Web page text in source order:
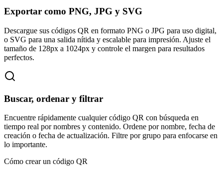
Exportar como PNG, JPG y SVG
Descargue sus códigos QR en formato PNG o JPG para uso digital,
o SVG para una salida nítida y escalable para impresión. Ajuste el
tamaño de 128px a 1024px y controle el margen para resultados
perfectos.
Buscar, ordenar y filtrar
Encuentre rápidamente cualquier código QR con búsqueda en
tiempo real por nombres y contenido. Ordene por nombre, fecha de
creación o fecha de actualización. Filtre por grupo para enfocarse en
lo importante.
Cómo crear un código QR